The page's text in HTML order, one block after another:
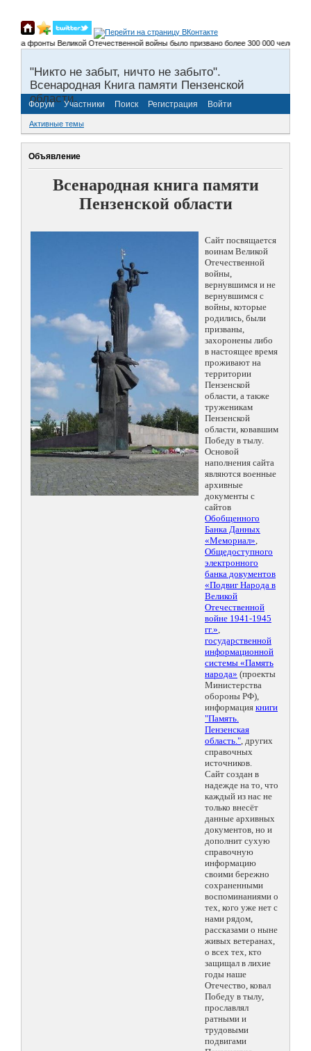
на фронты Великой Отечественной войны было призвано более 300 000
"Никто не забыт, ничто не забыто".
Всенародная Книга памяти Пензенской
области.
Форум Участники Поиск Регистрация Войти
Активные темы
Объявление
Всенародная книга памяти
Пензенской области
Сайт посвящается
воинам Великой
Отечественной
войны,
вернувшимся и не
вернувшимся с
войны, которые
родились, были
призваны,
захоронены либо
в настоящее время
проживают на
территории
Пензенской
области, а также
труженикам
Пензенской
области, ковавшим
Победу в тылу.
Основой
наполнения сайта
являются военные
архивные
документы с
сайтов
Обобщенного
Банка Данных
«Мемориал»,
Общедоступного
электронного
банка документов
«Подвиг Народа в
Великой
Отечественной
войне 1941-1945
гг.»,
государственной
информационной
системы «Память
народа» (проекты
Министерства
обороны РФ),
информация книги
"Память.
Пензенская
область.", других
справочных
источников.
Сайт создан в
надежде на то, что
каждый из нас не
только внесёт
данные архивных
документов, но и
дополнит сухую
справочную
информацию
своими бережно
сохраненными
воспоминаниями о
тех, кого уже нет с
нами рядом,
рассказами о ныне
живых ветеранах,
о всех тех, кто
защищал в лихие
годы наше
Отечество, ковал
Победу в тылу,
прославлял
ратными и
трудовыми
подвигами